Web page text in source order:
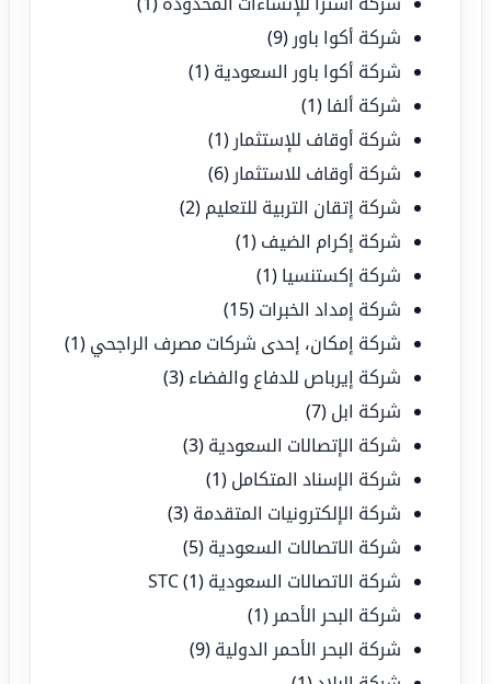
شركة أكوا باور (9)
شركة أكوا باور السعودية (1)
شركة ألفا (1)
شركة أوقاف للإستثمار (1)
شركة أوقاف للاستثمار (6)
شركة إتقان التربية للتعليم (2)
شركة إكرام الضيف (1)
شركة إكستنسيا (1)
شركة إمداد الخبرات (15)
شركة إمكان، إحدى شركات مصرف الراجحي (1)
شركة إيرباص للدفاع والفضاء (3)
شركة ابل (7)
شركة الإتصالات السعودية (3)
شركة الإسناد المتكامل (1)
شركة الإلكترونيات المتقدمة (3)
شركة الاتصالات السعودية (5)
شركة الاتصالات السعودية STC (1)
شركة البحر الأحمر (1)
شركة البحر الأحمر الدولية (9)